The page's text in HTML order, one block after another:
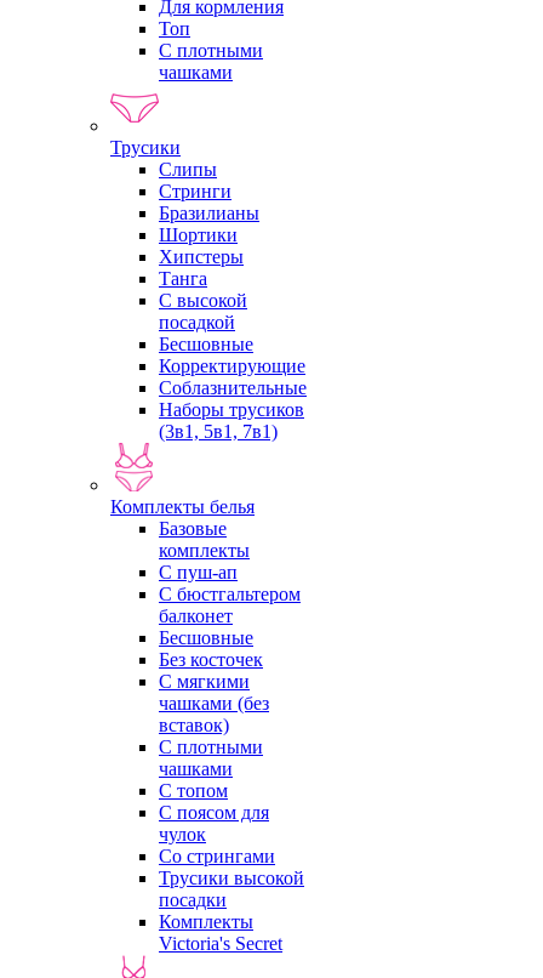
Для кормления
Топ
С плотными
чашками
Трусики
Слипы
Стринги
Бразилианы
Шортики
Хипстеры
Танга
С высокой
посадкой
Бесшовные
Корректирующие
Соблазнительные
Наборы трусиков
(3в1, 5в1, 7в1)
Комплекты белья
Базовые
комплекты
С пуш-ап
С бюстгальтером
балконет
Бесшовные
Без косточек
С мягкими
чашками (без
вставок)
С плотными
чашками
С топом
С поясом для
чулок
Со стрингами
Трусики высокой
посадки
Комплекты
Victoria's Secret